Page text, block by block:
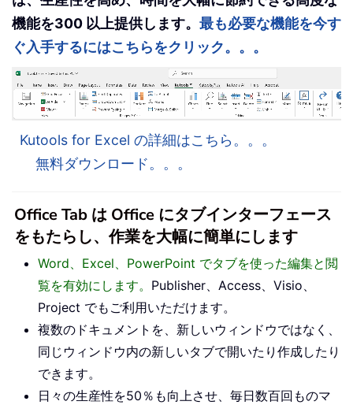
機能を300 以上提供します。 最も必要な機能を今す
ぐ入手するにはこちらをクリック。。。
Kutools for Excel の詳細はこちら。。。
無料ダウンロード。。。
Office Tab は Office にタブインターフェース
をもたらし、作業を大幅に簡単にします
Word、Excel、PowerPoint でタブを使った編集と閲
覧を有効にします。 Publisher、Access、Visio、
Project でもご利用いただけます。
複数のドキュメントを、新しいウィンドウではなく、
同じウィンドウ内の新しいタブで開いたり作成したり
できます。
日々の生産性を50％も向上させ、毎日数百回ものマ